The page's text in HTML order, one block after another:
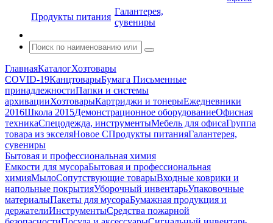
Продукты питания
Галантерея,
сувениры
ГлавнаяКаталогХозтовары
COVID-19КанцтоварыБумага Письменные
принадлежностиПапки и системы
архивацииХозтоварыКартриджи и тонерыЕжедневники
2016Школа 2015Демонстрационное оборудованиеОфисная
техникаСпецодежда, инструментыМебель для офисаГруппа
товара из экселяНовое СПродукты питанияГалантерея,
сувениры
Бытовая и профессиональная химия
Емкости для мусораБытовая и профессиональная
химияМылоСопутствующие товарыВходные коврики и
напольные покрытияУборочный инвентарьУпаковочные
материалыПакеты для мусораБумажная продукция и
держателиИнструментыСредства пожарной